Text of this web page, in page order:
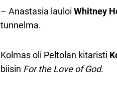
– Anastasia lauloi Whitney
tunnelma.
Kolmas oli Peltolan kitaristi
biisin For the Love of God.